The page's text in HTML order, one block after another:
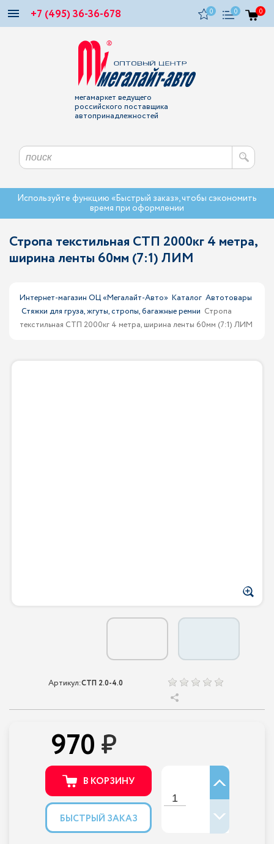
+7 (495) 36-36-678 0 0 0
мегамаркет ведущего
российского поставщика
автопринадлежностей
Используйте функцию «Быстрый заказ», чтобы сэкономить
время при оформлении
Стропа текстильная СТП 2000кг 4 метра,
ширина ленты 60мм (7:1) ЛИМ
Интернет-магазин ОЦ «Мегалайт-Авто» Каталог Автотовары
Стяжки для груза, жгуты, стропы, багажные ремни Стропа
текстильная СТП 2000кг 4 метра, ширина ленты 60мм (7:1) ЛИМ
Артикул:СТП 2.0-4.0
970
В КОРЗИНУ
БЫСТРЫЙ ЗАКАЗ